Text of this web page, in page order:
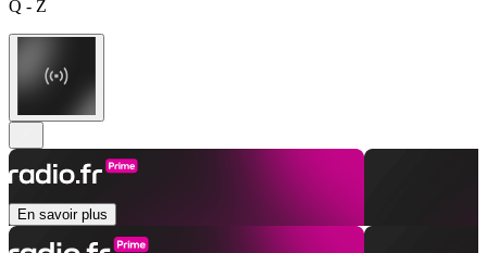
Q - Z
En savoir plus